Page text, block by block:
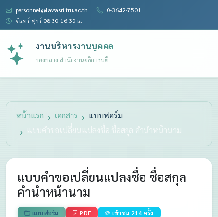
personnel@lawasri.tru.ac.th
0-3642-7501
จันทร์-ศุกร์ 08:30-16:30 น.
งานบริหารงานบุคคล
กองกลาง สำนักงานอธิการบดี
หน้าแรก เอกสาร
แบบฟอร์ม
แบบคำขอเปลี่ยนแปลงชื่อ ชื่อสกุล คำนำหน้านาม
แบบคำขอเปลี่ยนแปลงชื่อ ชื่อสกุล
คำนำหน้านาม
แบบฟอร์ม PDF เข้าชม 214 ครั้ง